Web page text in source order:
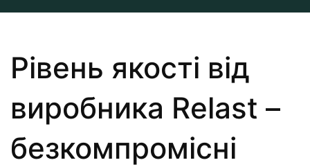
Рівень якості від
виробника Relast –
безкомпромісні